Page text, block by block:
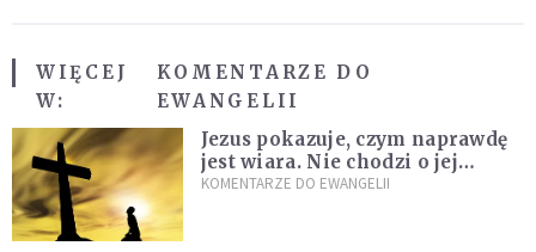
WIĘCEJ
W:
KOMENTARZE DO
EWANGELII
Jezus pokazuje, czym naprawdę
jest wiara. Nie chodzi o jej
wielkość
KOMENTARZE DO EWANGELII